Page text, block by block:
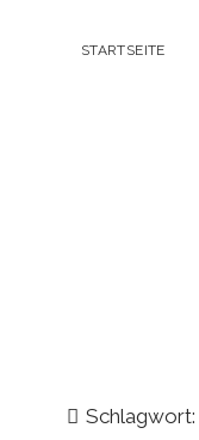
STARTSEITE
Schlagwort: